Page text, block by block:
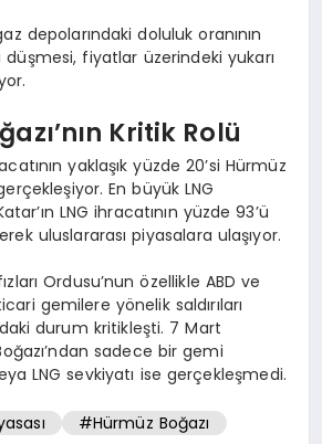
depolarındaki doluluk oranının
düşmesi, fiyatlar üzerindeki yukarı
Kritik Rolü
yaklaşık yüzde 20’si Hürmüz
En büyük LNG
LNG ihracatının yüzde 93’ü
uluslararası piyasalara ulaşıyor.
Ordusu’nun özellikle ABD ve
gemilere yönelik saldırıları
durum kritikleşti. 7 Mart
sadece bir gemi
LNG sevkiyatı ise gerçekleşmedi.
#Hürmüz Boğazı